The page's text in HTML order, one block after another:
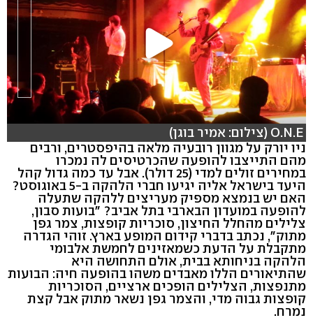
O.N.E (צילום: אמיר בוגן)
ניו יורק על מגוון רובעיה מלאה בהיפסטרים, ורבים
מהם התייצבו להופעה שהכרטיסים לה נמכרו
במחירים זולים למדי (25 דולר). אבל עד כמה גדול קהל
היעד בישראל אליה יגיעו חברי הלהקה ב-5 באוגוסט?
האם יש בנמצא מספיק מעריצים ללהקה שתעלה
להופעה במועדון הבארבי בתל אביב? "בועות סבון,
צלילים מהחלל החיצון, סוכריות קופצות, צמר גפן
מתוק", נכתב בדברי קידום המופע בארץ. זוהי הגדרה
מתקבלת על הדעת כשמאזינים לחמשת אלבומי
הלהקה בניחותא בבית, אולם התחושה היא
שהתיאורים הללו מאבדים משהו בהופעה חיה: הבועות
מתנפצות, הצלילים הופכים ארציים, הסוכריות
קופצות גבוה מדי, והצמר גפן נשאר מתוק אבל קצת
נמרח.